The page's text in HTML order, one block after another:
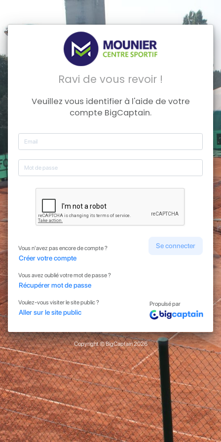
Ravi de vous revoir !
Veuillez vous identifier à l'aide de votre
compte BigCaptain.
Se connecter
Vous n'avez pas encore de compte ?
Créer votre compte
Vous avez oublié votre mot de passe ?
Récupérer mot de passe
Voulez-vous visiter le site public ?
Aller sur le site public
Propulsé par
Copyright © BigCaptain 2026